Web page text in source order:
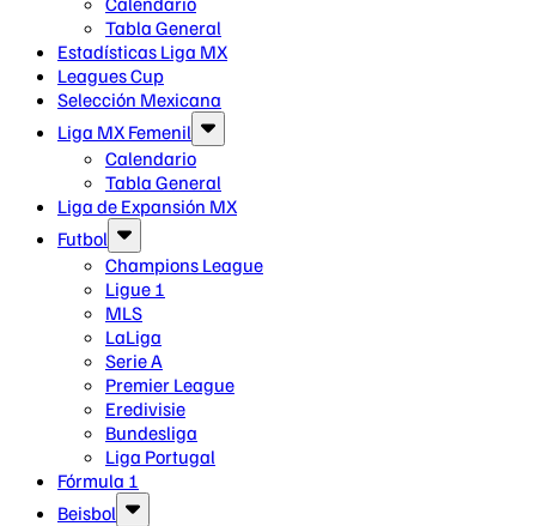
Tabla General
Estadísticas Liga MX
Leagues Cup
Selección Mexicana
Liga MX Femenil
Calendario
Tabla General
Liga de Expansión MX
Futbol
Champions League
Ligue 1
MLS
LaLiga
Serie A
Premier League
Eredivisie
Bundesliga
Liga Portugal
Fórmula 1
Beisbol